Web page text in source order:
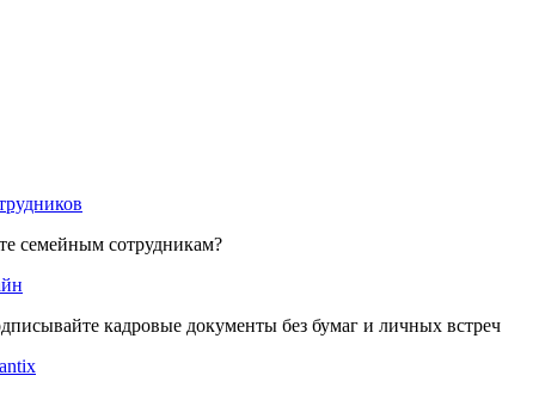
семейным сотрудникам?
кадровые документы без бумаг и личных встреч